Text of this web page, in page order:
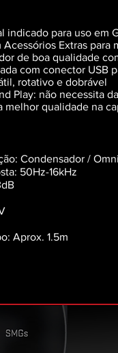
indicado para uso em
Extras para
de boa qualidade
com conector USB
rotativo e dobrável
Play: não necessita
melhor qualidade na
Condensador /
50Hz-16kHz
Aprox. 1.5m